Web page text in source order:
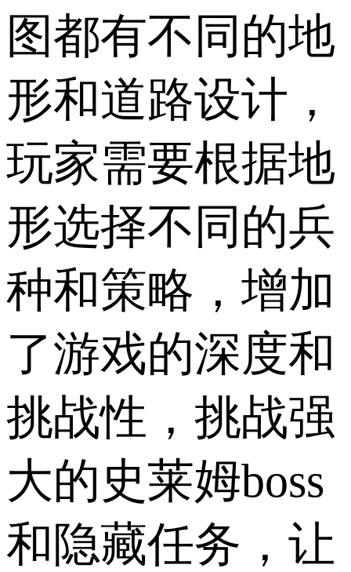
图都有不同的地
形和道路设计，
玩家需要根据地
形选择不同的兵
种和策略，增加
了游戏的深度和
挑战性，挑战强
大的史莱姆boss
和隐藏任务，让